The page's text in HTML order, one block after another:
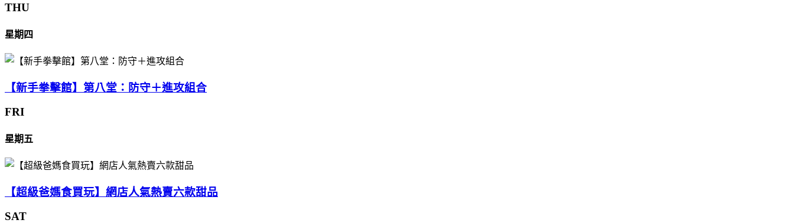
THU
星期四
【新手拳擊館】第八堂：防守＋進攻組合
FRI
星期五
【超級爸媽食買玩】網店人氣熱賣六款甜品
SAT